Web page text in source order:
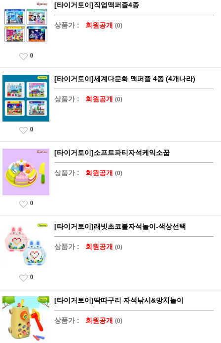
[타이거토이]직업맥퍼즐4종
상품가 : 회원공개 (0)
0
[타이거토이]세계다문화 맥퍼즐 4종 (4개나라)
상품가 : 회원공개 (0)
0
[타이거토이]소프트파티자석케익소꿉
상품가 : 회원공개 (0)
0
[타이거토이]래빗초코볼자석놀이-색상선택
상품가 : 회원공개 (0)
0
[타이거토이]딱따구리 자석낚시&망치놀이
상품가 : 회원공개 (0)